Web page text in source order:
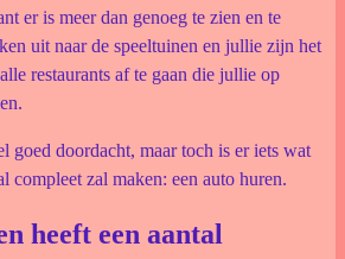
er is meer dan genoeg te zien en te
uit naar de speeltuinen en jullie zijn het
restaurants af te gaan die jullie op
goed doordacht, maar toch is er iets wat
compleet zal maken: een auto huren.
heeft een aantal